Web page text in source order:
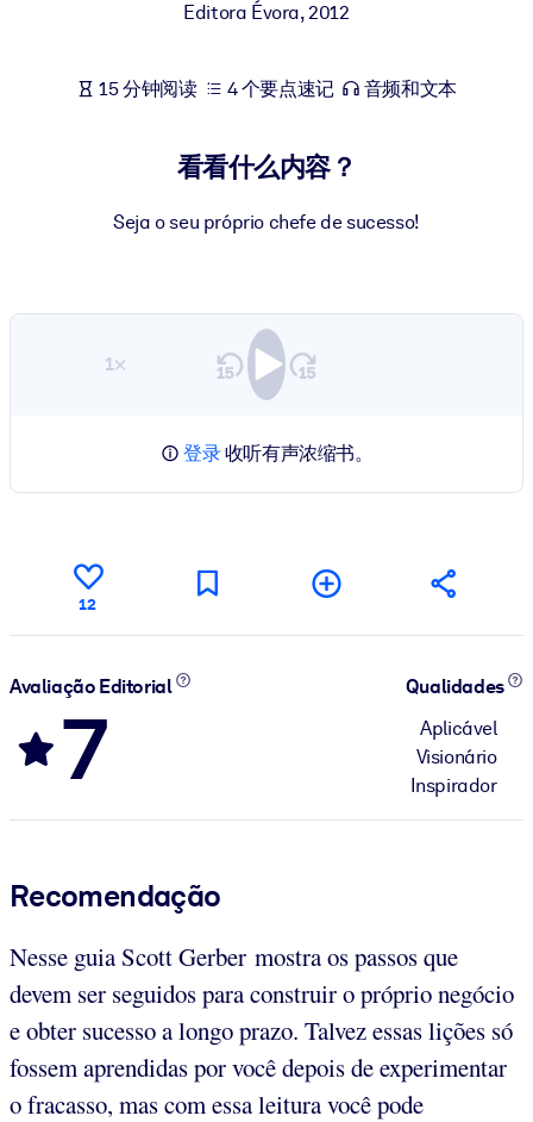
利用可靠、结构化的知识为您的人工智能系统提供动力，以改善输
结果。
Editora Évora,2012
15 分钟阅读 4 个要点速记 音频和文本
看看什么内容？
Seja o seu próprio chefe de sucesso!
1×
登录收听有声浓缩书。
12
Avaliação Editorial
7
Qualidades
Aplicável
Visionário
Inspirador
Recomendação
Nesse guia Scott Gerber mostra os passos que
devem ser seguidos para construir o próprio negócio
e obter sucesso a longo prazo. Talvez essas lições só
fossem aprendidas por você depois de experimentar
o fracasso, mas com essa leitura você pode